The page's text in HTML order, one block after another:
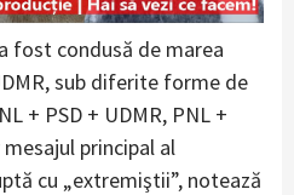
fost condusă de marea
sub diferite forme de
+ PSD + UDMR, PNL +
mesajul principal al
cu „extremiştii”, notează